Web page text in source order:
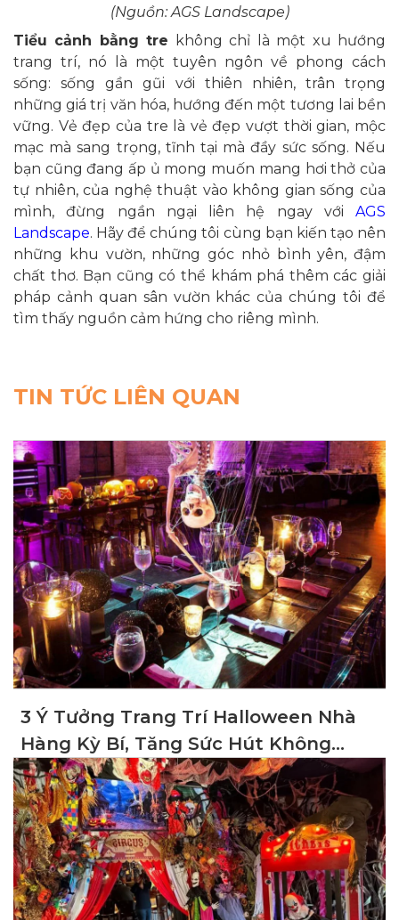
(Nguồn: AGS Landscape)
Tiểu cảnh bằng tre không chỉ là một xu hướng
trang trí, nó là một tuyên ngôn về phong cách
sống: sống gần gũi với thiên nhiên, trân trọng
những giá trị văn hóa, hướng đến một tương lai bền
vững. Vẻ đẹp của tre là vẻ đẹp vượt thời gian, mộc
mạc mà sang trọng, tĩnh tại mà đầy sức sống. Nếu
bạn cũng đang ấp ủ mong muốn mang hơi thở của
tự nhiên, của nghệ thuật vào không gian sống của
mình, đừng ngần ngại liên hệ ngay với AGS
Landscape. Hãy để chúng tôi cùng bạn kiến tạo nên
những khu vườn, những góc nhỏ bình yên, đậm
chất thơ. Bạn cũng có thể khám phá thêm các giải
pháp cảnh quan sân vườn khác của chúng tôi để
tìm thấy nguồn cảm hứng cho riêng mình.
TIN TỨC LIÊN QUAN
3 Ý Tưởng Trang Trí Halloween Nhà
Hàng Kỳ Bí, Tăng Sức Hút Không
Gian